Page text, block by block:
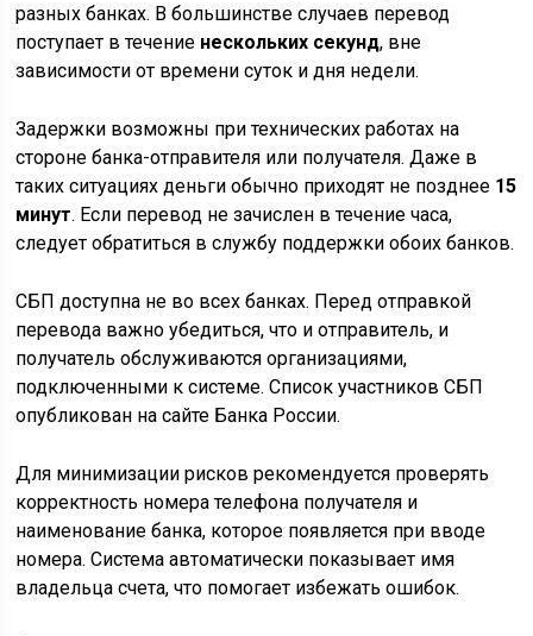
разных банках. В большинстве случаев перевод
поступает в течение нескольких секунд, вне
зависимости от времени суток и дня недели.
Задержки возможны при технических работах на
стороне банка-отправителя или получателя. Даже в
таких ситуациях деньги обычно приходят не позднее 15
минут. Если перевод не зачислен в течение часа,
следует обратиться в службу поддержки обоих банков.
СБП доступна не во всех банках. Перед отправкой
перевода важно убедиться, что и отправитель, и
получатель обслуживаются организациями,
подключенными к системе. Список участников СБП
опубликован на сайте Банка России.
Для минимизации рисков рекомендуется проверять
корректность номера телефона получателя и
наименование банка, которое появляется при вводе
номера. Система автоматически показывает имя
владельца счета, что помогает избежать ошибок.